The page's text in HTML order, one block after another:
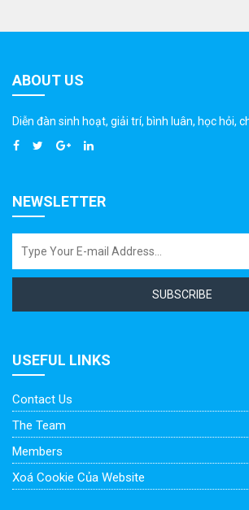
ABOUT US
Diễn đàn sinh hoạt, giải trí, bình luân, học hỏi,
NEWSLETTER
SUBSCRIBE
USEFUL LINKS
Contact Us
The Team
Members
Xoá Cookie Của Website